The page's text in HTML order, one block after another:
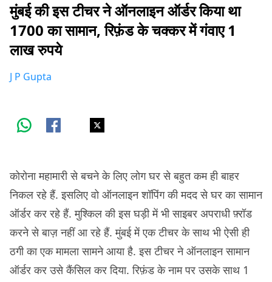
मुंबई की इस टीचर ने ऑनलाइन ऑर्डर किया था
1700 का सामान, रिफ़ंड के चक्कर में गंवाए 1
लाख रुपये
J P Gupta
कोरोना महामारी से बचने के लिए लोग घर से बहुत कम ही बाहर
निकल रहे हैं. इसलिए वो ऑनलाइन शॉपिंग की मदद से घर का सामान
ऑर्डर कर रहे हैं. मुश्किल की इस घड़ी में भी साइबर अपराधी फ़्रॉड
करने से बाज़ नहीं आ रहे हैं. मुंबई में एक टीचर के साथ भी ऐसी ही
ठगी का एक मामला सामने आया है. इस टीचर ने ऑनलाइन सामान
ऑर्डर कर उसे कैंसिल कर दिया. रिफ़ंड के नाम पर उसके साथ 1